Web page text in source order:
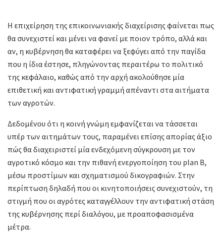
Η επιχείρηση της επικοινωνιακής διαχείρισης φαίνεται πως
θα συνεχιστεί και μένει να φανεί με ποιον τρόπο, αλλά και
αν, η κυβέρνηση θα καταφέρει να ξεφύγει από την παγίδα
που η ίδια έστησε, πληγώνοντας περαιτέρω το πολιτικό
της κεφάλαιο, καθώς από την αρχή ακολούθησε μία
επιθετική και αντιφατική γραμμή απέναντι στα αιτήματα
των αγροτών.
Δεδομένου ότι η κοινή γνώμη εμφανίζεται να τάσσεται
υπέρ των αιτημάτων τους, παραμένει επίσης απορίας άξιο
πώς θα διαχειριστεί μία ενδεχόμενη σύγκρουση με τον
αγροτικό κόσμο και την πιθανή ενεργοποίηση του plan B,
μέσω προστίμων και σχηματισμού δικογραφιών. Στην
περίπτωση δηλαδή που οι κινητοποιήσεις συνεχιστούν, τη
στιγμή που οι αγρότες καταγγέλλουν την αντιφατική στάση
της κυβέρνησης περί διαλόγου, με προαποφασισμένα
μέτρα.